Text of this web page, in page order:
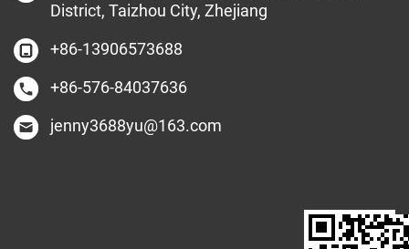
District, Taizhou City, Zhejiang
+86-13906573688
+86-576-84037636
jenny3688yu@163.com